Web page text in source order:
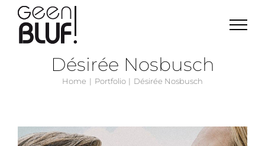
naar
inhoud
Désirée Nosbusch
Home Portfolio Désirée Nosbusch